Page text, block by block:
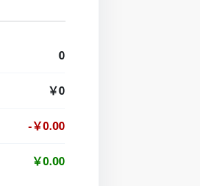
0
￥0
-￥0.00
￥0.00